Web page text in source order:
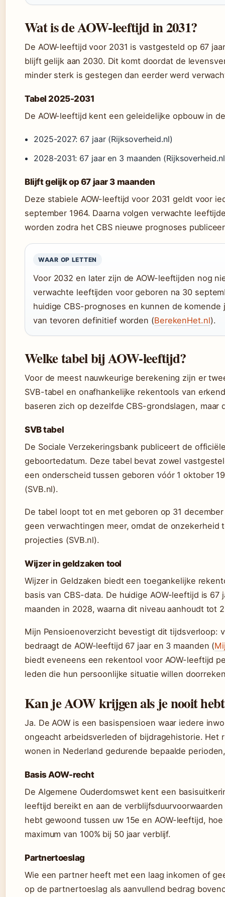
Wat is de AOW-leeftijd in 2031?
De AOW-leeftijd voor 2031 is vastgesteld op 67
blijft gelijk aan 2030. Dit komt doordat de
minder sterk is gestegen dan eerder werd
Tabel 2025-2031
De AOW-leeftijd kent een geleidelijke opbouw in
2025-2027: 67 jaar (Rijksoverheid.nl)
2028-2031: 67 jaar en 3 maanden
Blijft gelijk op 67 jaar 3 maanden
Deze stabiele AOW-leeftijd voor 2031 geldt voor
september 1964. Daarna volgen verwachte
worden zodra het CBS nieuwe prognoses
WAAR OP LETTEN
Voor 2032 en later zijn de AOW-leeftijden nog
verwachte leeftijden voor geboren na 30
huidige CBS-prognoses en kunnen de
van tevoren definitief worden (BerekenHet.nl).
Welke tabel bij AOW-leeftijd?
Voor de meest nauwkeurige berekening zijn er
SVB-tabel en onafhankelijke rekentools van
baseren zich op dezelfde CBS-grondslagen, maar
SVB tabel
De Sociale Verzekeringsbank publiceert de
geboortedatum. Deze tabel bevat zowel
een onderscheid tussen geboren vóór 1 oktober
(SVB.nl).
De tabel loopt tot en met geboren op 31
geen verwachtingen meer, omdat de onzekerheid
projecties (SVB.nl).
Wijzer in geldzaken tool
Wijzer in Geldzaken biedt een toegankelijke
basis van CBS-data. De huidige AOW-leeftijd is 67
maanden in 2028, waarna dit niveau aanhoudt tot
Mijn Pensioenoverzicht bevestigt dit tijdsverloop:
bedraagt de AOW-leeftijd 67 jaar en 3 maanden (
biedt eveneens een rekentool voor AOW-leeftijd
leden die hun persoonlijke situatie willen
Kan je AOW krijgen als je nooit
Ja. De AOW is een basispensioen waar iedere
ongeacht arbeidsverleden of bijdragehistorie. Het
wonen in Nederland gedurende bepaalde
Basis AOW-recht
De Algemene Ouderdomswet kent een
leeftijd bereikt en aan de
hebt gewoond tussen uw 15e en AOW-leeftijd,
maximum van 100% bij 50 jaar verblijf.
Partnertoeslag
Wie een partner heeft met een laag inkomen of
op de partnertoeslag als aanvullend bedrag